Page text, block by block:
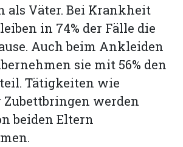
als Väter. Bei Krankheit
in 74% der Fälle die
Auch beim Ankleiden
sie mit 56% den
Tätigkeiten wie
Zubettbringen werden
beiden Eltern